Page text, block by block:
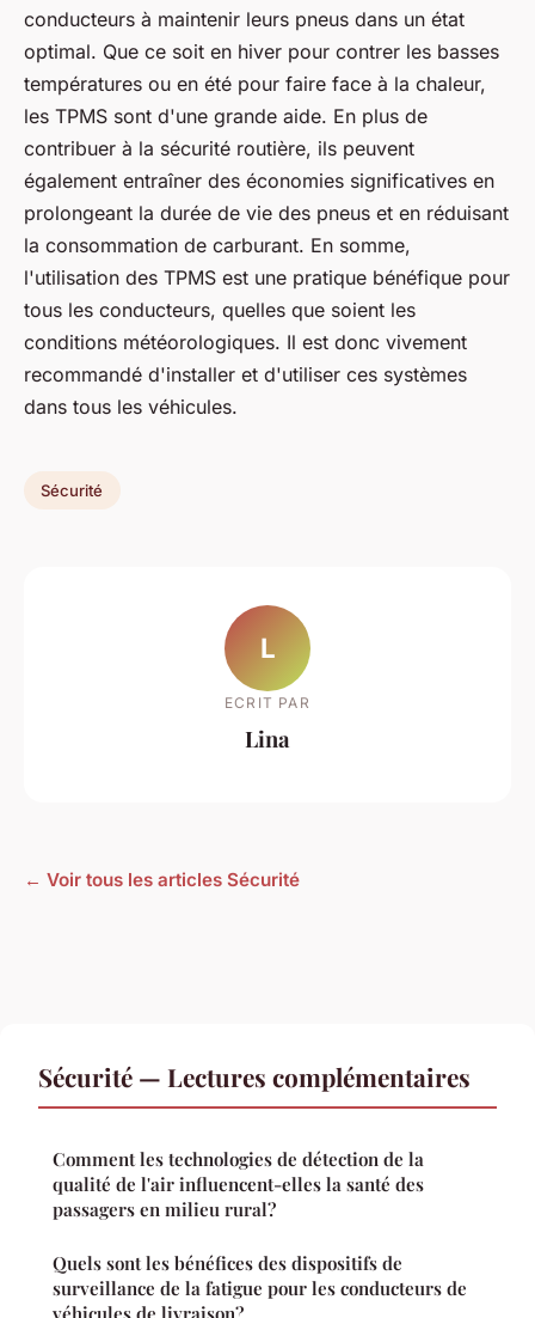
conducteurs à maintenir leurs pneus dans un état
optimal. Que ce soit en hiver pour contrer les basses
températures ou en été pour faire face à la chaleur,
les TPMS sont d'une grande aide. En plus de
contribuer à la sécurité routière, ils peuvent
également entraîner des économies significatives en
prolongeant la durée de vie des pneus et en réduisant
la consommation de carburant. En somme,
l'utilisation des TPMS est une pratique bénéfique pour
tous les conducteurs, quelles que soient les
conditions météorologiques. Il est donc vivement
recommandé d'installer et d'utiliser ces systèmes
dans tous les véhicules.
Sécurité
L
ECRIT PAR
Lina
← Voir tous les articles Sécurité
Sécurité — Lectures complémentaires
Comment les technologies de détection de la
qualité de l'air influencent-elles la santé des
passagers en milieu rural?
Quels sont les bénéfices des dispositifs de
surveillance de la fatigue pour les conducteurs de
véhicules de livraison?